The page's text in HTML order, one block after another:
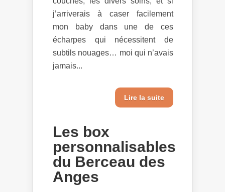
j’arriverais à caser facilement
mon baby dans une de ces
écharpes qui nécessitent de
subtils nouages… moi qui n’avais
jamais...
Lire la suite
Les box
personnalisables
du Berceau des
Anges